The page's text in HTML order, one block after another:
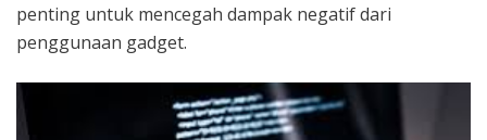
penting untuk mencegah dampak negatif dari
penggunaan gadget.